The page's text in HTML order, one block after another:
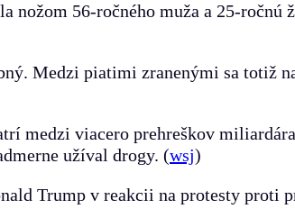
nožom 56-ročného muža a 25-ročnú
Medzi piatimi zranenými sa totiž
medzi viacero prehreškov
užíval drogy. (wsj)
Trump v reakcii na protesty proti